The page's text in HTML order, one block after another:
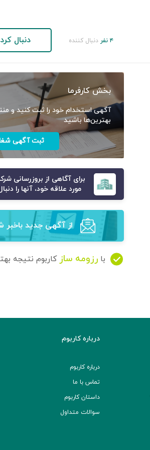
۴ نفر دنبال کننده دنبال
بخش کارفرما
آگهی استخدام خود را ثبت کنید و
بهترین‌ها باشید
ثبت آگهی
برای آگاهی از بروزرسانی
مورد علاقه خود، آنها را
از آگهی‌ جدید باخبر
با رزومه ساز کاربوم نتیجه
درباره کاربوم
درباره کاربوم
تماس با ما
داستان کاربوم
سوالات متداول